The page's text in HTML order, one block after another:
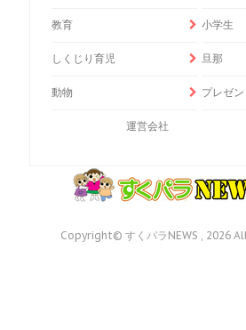
教育 小学生
しくじり育児 旦那
動物 プレゼン
運営会社
Copyright© すくパラNEWS , 2026